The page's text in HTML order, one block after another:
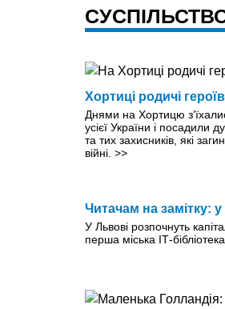
Хортиці родичі
Днями на Хортицю
усієї України і посадили
та тих захисників, які
війні. >>
Читачам на замітку:
У Львові розпочнуть
перша міська ІТ-